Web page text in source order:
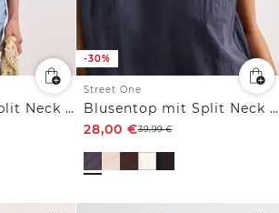
Blusentop mit Split Neck und Shiffleydetails
-30%
Street One
Blusentop mit Split Neck und Shiffleydetails
28,00 €39,99€